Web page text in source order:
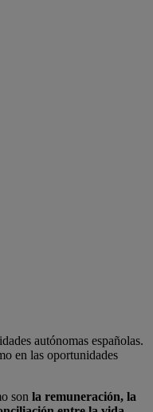
autónomas españolas.
en las oportunidades
son la remuneración, la